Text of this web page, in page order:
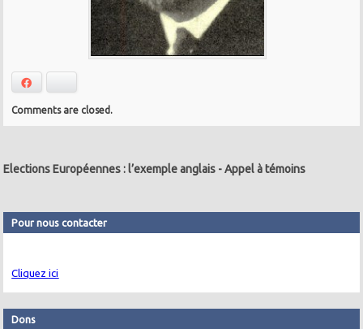
Comments are closed.
Elections Européennes : l’exemple anglais -Appel à témoins
Pour nous contacter
Cliquez ici
Dons